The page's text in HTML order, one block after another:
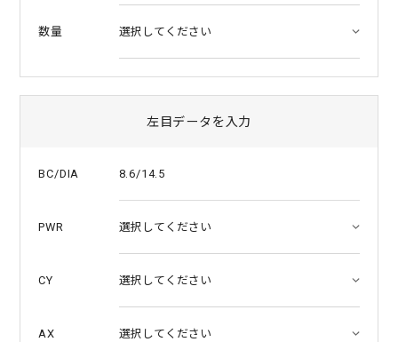
数量
左目データを入力
BC/DIA 8.6/14.5
PWR
CY
AX